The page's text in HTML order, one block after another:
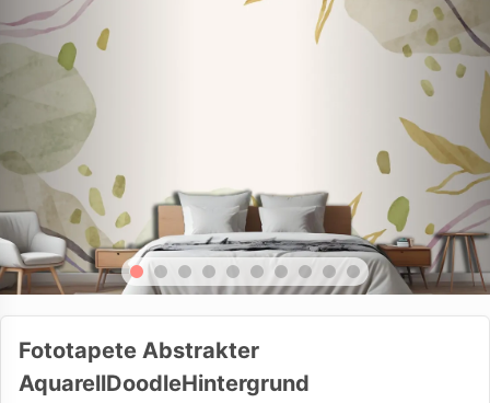
Fototapete Abstrakter
AquarellDoodleHintergrund